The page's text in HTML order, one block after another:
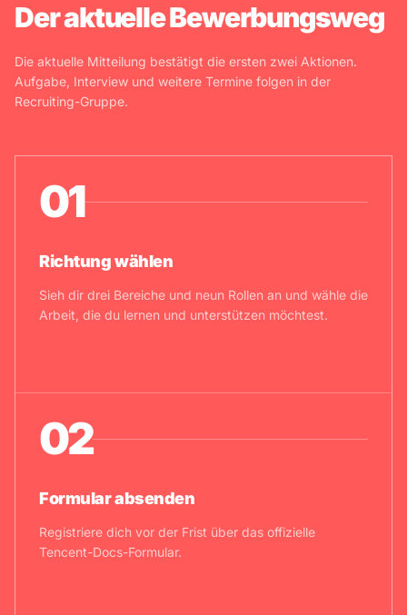
Der aktuelle Bewerbungsweg
Die aktuelle Mitteilung bestätigt die ersten zwei Aktionen.
Aufgabe, Interview und weitere Termine folgen in der
Recruiting-Gruppe.
01
Richtung wählen
Sieh dir drei Bereiche und neun Rollen an und wähle die
Arbeit, die du lernen und unterstützen möchtest.
02
Formular absenden
Registriere dich vor der Frist über das offizielle
Tencent-Docs-Formular.